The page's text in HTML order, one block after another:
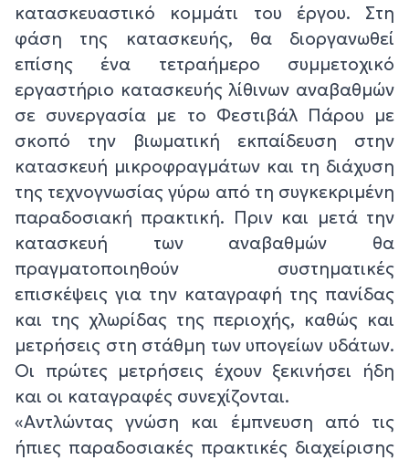
κατασκευαστικό κομμάτι του έργου. Στη
φάση της κατασκευής, θα διοργανωθεί
επίσης ένα τετραήμερο συμμετοχικό
εργαστήριο κατασκευής λίθινων αναβαθμών
σε συνεργασία με το Φεστιβάλ Πάρου με
σκοπό την βιωματική εκπαίδευση στην
κατασκευή μικροφραγμάτων και τη διάχυση
της τεχνογνωσίας γύρω από τη συγκεκριμένη
παραδοσιακή πρακτική. Πριν και μετά την
κατασκευή των αναβαθμών θα
πραγματοποιηθούν συστηματικές
επισκέψεις για την καταγραφή της πανίδας
και της χλωρίδας της περιοχής, καθώς και
μετρήσεις στη στάθμη των υπογείων υδάτων.
Οι πρώτες μετρήσεις έχουν ξεκινήσει ήδη
και οι καταγραφές συνεχίζονται.
«Αντλώντας γνώση και έμπνευση από τις
ήπιες παραδοσιακές πρακτικές διαχείρισης